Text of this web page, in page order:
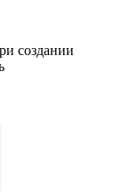
создании